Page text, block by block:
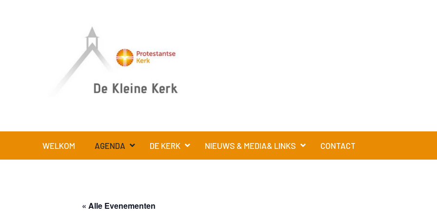
WELKOM AGENDA DE KERK NIEUWS & MEDIA& LINKS CONTACT
« Alle Evenementen